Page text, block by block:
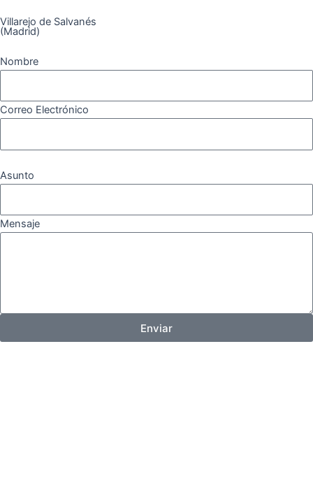
Villarejo de Salvanés
(Madrid)
Nombre
Correo Electrónico
Asunto
Mensaje
Enviar